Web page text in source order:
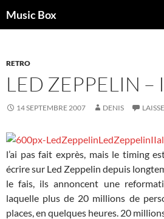
auMusic Box
RETRO
LED ZEPPELIN –
14 SEPTEMBRE 2007 DENIS
l’ai pas fait exprès, mais le timing
écrire sur Led Zeppelin depuis
le fais, ils annoncent une
laquelle plus de 20 millions de
places, en quelques heures. 20